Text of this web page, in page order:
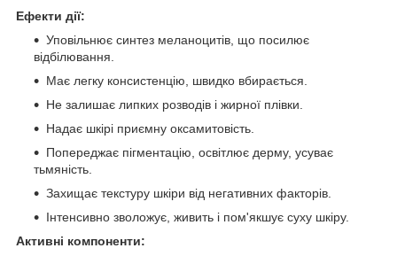
Ефекти дії:
Уповільнює синтез меланоцитів, що посилює
відбілювання.
Має легку консистенцію, швидко вбирається.
Не залишає липких розводів і жирної плівки.
Надає шкірі приємну оксамитовість.
Попереджає пігментацію, освітлює дерму, усуває
тьмяність.
Захищає текстуру шкіри від негативних факторів.
Інтенсивно зволожує, живить і пом'якшує суху шкіру.
Активні компоненти: